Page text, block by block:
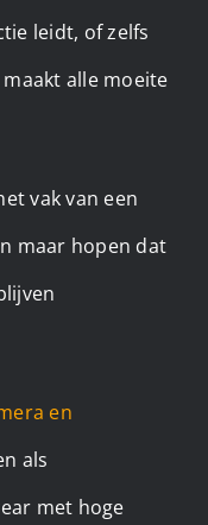
leidt, of zelfs
alle moeite
vak van een
maar hopen dat
en
als
met hoge